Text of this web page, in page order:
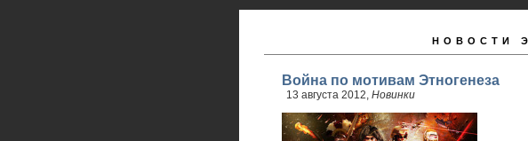
НОВОСТИ
Война по мотивам Этногенеза
13 августа 2012, Новинки